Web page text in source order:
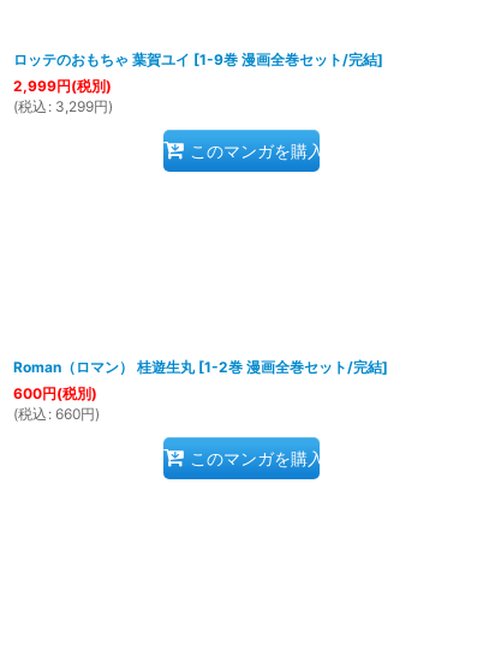
ロッテのおもちゃ 葉賀ユイ [1-9巻 漫画全巻セット/完結]
2,999円(税別)
(税込 : 3,299円)
このマンガを購入
Roman（ロマン） 桂遊生丸 [1-2巻 漫画全巻セット/完結]
600円(税別)
(税込 : 660円)
このマンガを購入